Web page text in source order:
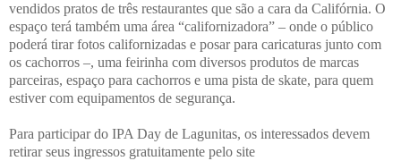
vendidos pratos de três restaurantes que são a cara da Califórnia. O
espaço terá também uma área “californizadora” – onde o público
poderá tirar fotos californizadas e posar para caricaturas junto com
os cachorros –, uma feirinha com diversos produtos de marcas
parceiras, espaço para cachorros e uma pista de skate, para quem
estiver com equipamentos de segurança.
Para participar do IPA Day de Lagunitas, os interessados devem
retirar seus ingressos gratuitamente pelo site